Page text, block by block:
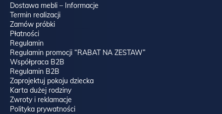
Dostawa mebli – Informacje
Termin realizacji
Zamów próbki
Płatności
Regulamin
Regulamin promocji “RABAT NA ZESTAW”
Współpraca B2B
Regulamin B2B
Zaprojektuj pokoju dziecka
Karta dużej rodziny
Zwroty i reklamacje
Polityka prywatności